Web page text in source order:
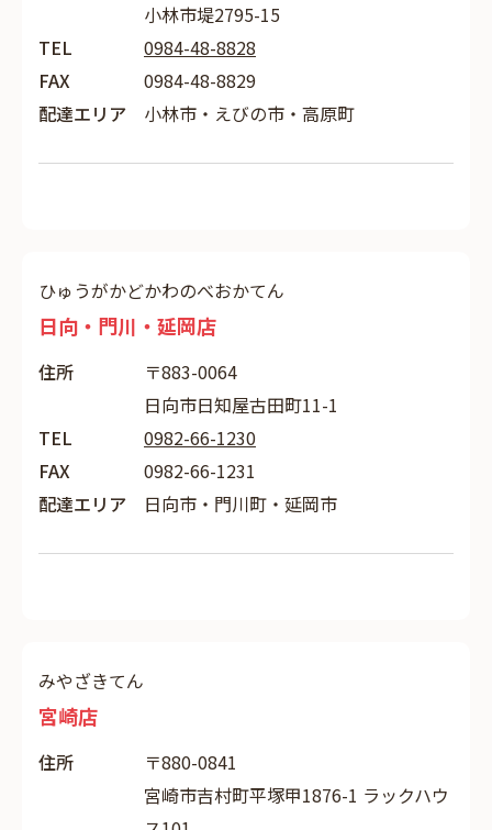
小林市堤2795-15
TEL
0984-48-8828
FAX
0984-48-8829
配達エリア
小林市・えびの市・高原町
ひゅうがかどかわのべおかてん
日向・門川・延岡店
住所
〒883-0064
日向市日知屋古田町11-1
TEL
0982-66-1230
FAX
0982-66-1231
配達エリア
日向市・門川町・延岡市
みやざきてん
宮崎店
住所
〒880-0841
宮崎市吉村町平塚甲1876-1 ラックハウ